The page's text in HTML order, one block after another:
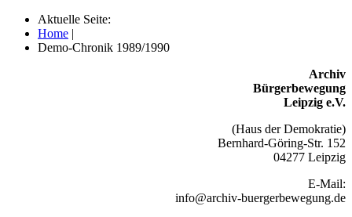
Aktuelle Seite:
Home |
Demo-Chronik 1989/1990
Archiv
Bürgerbewegung
Leipzig e.V.
(Haus der Demokratie)
Bernhard-Göring-Str. 152
04277 Leipzig
E-Mail:
info@archiv-buergerbewegung.de